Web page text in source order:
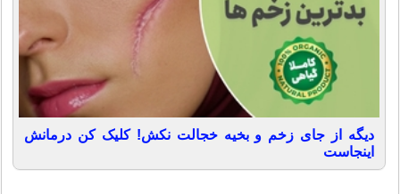
دیگه از جای زخم و بخیه خجالت نکش! کلیک کن درمانش
اینجاست